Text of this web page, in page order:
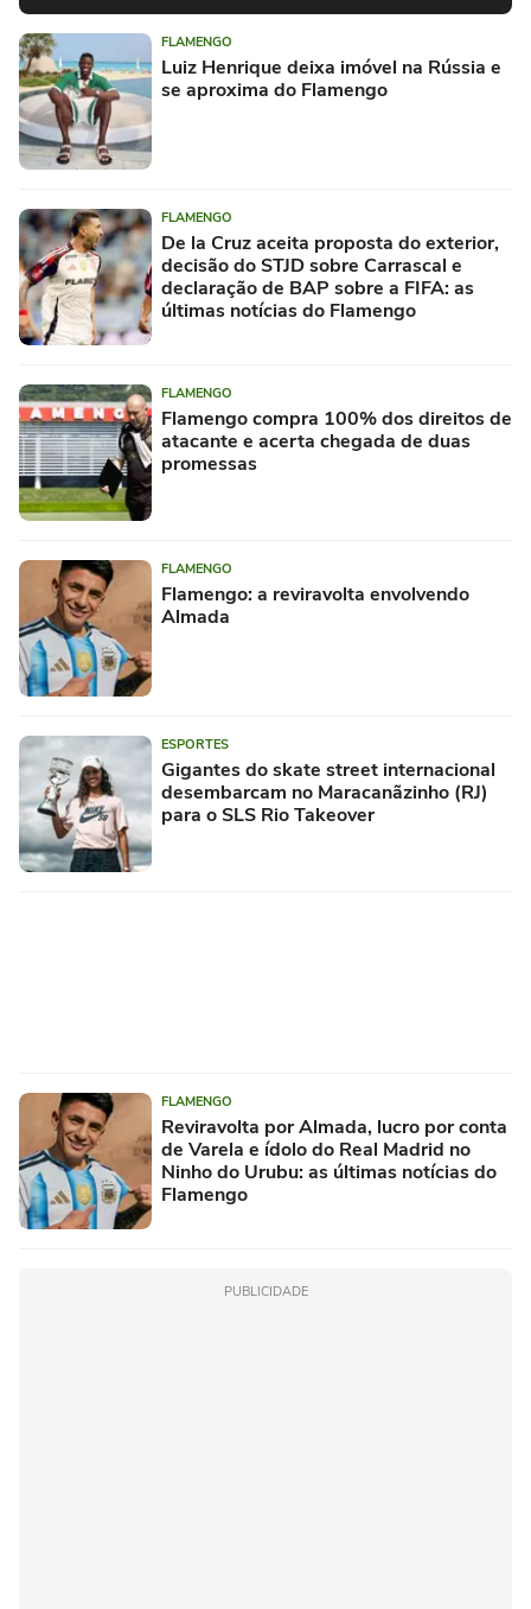
FLAMENGO
Luiz Henrique deixa imóvel na Rússia e
se aproxima do Flamengo
FLAMENGO
De la Cruz aceita proposta do exterior,
decisão do STJD sobre Carrascal e
declaração de BAP sobre a FIFA: as
últimas notícias do Flamengo
FLAMENGO
Flamengo compra 100% dos direitos de
atacante e acerta chegada de duas
promessas
FLAMENGO
Flamengo: a reviravolta envolvendo
Almada
ESPORTES
Gigantes do skate street internacional
desembarcam no Maracanãzinho (RJ)
para o SLS Rio Takeover
FLAMENGO
Reviravolta por Almada, lucro por conta
de Varela e ídolo do Real Madrid no
Ninho do Urubu: as últimas notícias do
Flamengo
PUBLICIDADE